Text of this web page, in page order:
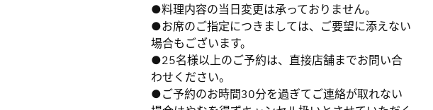
●料理内容の当日変更は承っておりません。
●お席のご指定につきましては、ご要望に添えない
場合もございます。
●25名様以上のご予約は、直接店舗までお問い合
わせください。
●ご予約のお時間30分を過ぎてご連絡が取れない